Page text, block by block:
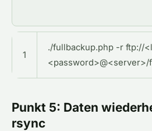
1
./fullbackup.php -r ftp://
Punkt 5: Daten
rsync